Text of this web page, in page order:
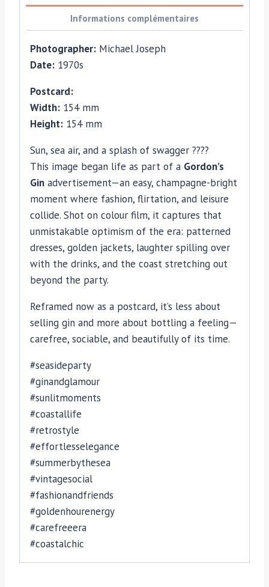
Michael
Joseph
Informations complémentaires
Photographer: Michael Joseph
Date: 1970s
Postcard:
Width: 154 mm
Height: 154 mm
Sun, sea air, and a splash of swagger ????
This image began life as part of a Gordon’s
Gin advertisement—an easy, champagne-bright
moment where fashion, flirtation, and leisure
collide. Shot on colour film, it captures that
unmistakable optimism of the era: patterned
dresses, golden jackets, laughter spilling over
with the drinks, and the coast stretching out
beyond the party.
Reframed now as a postcard, it’s less about
selling gin and more about bottling a feeling—
carefree, sociable, and beautifully of its time.
#seasideparty
#ginandglamour
#sunlitmoments
#coastallife
#retrostyle
#effortlesselegance
#summerbythesea
#vintagesocial
#fashionandfriends
#goldenhourenergy
#carefreeera
#coastalchic